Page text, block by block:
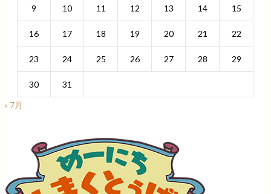
9 10 11 12 13 14 15
16 17 18 19 20 21 22
23 24 25 26 27 28 29
30
31
« 7月